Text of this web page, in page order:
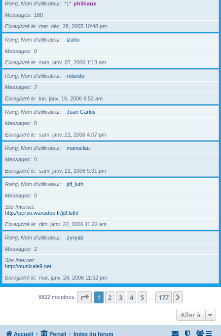
Rang, Nom d’utilisateur *1* philbaux
Messages
160
Enregistré le
mer. déc. 28, 2005 10:48 pm
Rang, Nom d’utilisateur
izaho
Messages
0
Enregistré le
sam. janv. 07, 2006 1:13 am
Rang, Nom d’utilisateur
rolando
Messages
2
Enregistré le
lun. janv. 16, 2006 9:52 am
Rang, Nom d’utilisateur
Juan Carlos
Messages
0
Enregistré le
sam. janv. 21, 2006 4:07 pm
Rang, Nom d’utilisateur
manoclau
Messages
0
Enregistré le
sam. janv. 21, 2006 9:31 pm
Rang, Nom d’utilisateur
jdf_luth
Messages
0
Site Internet
http://perso.wanadoo.fr/jdf.luth/
Enregistré le
dim. janv. 22, 2006 11:22 am
Rang, Nom d’utilisateur
zyryab
Messages
2
Site Internet
http://musicale9.net
Enregistré le
mar. janv. 24, 2006 11:52 pm
8822 membres Page 1sur177
1 2 3 4 5 177
Aller à
Accueil Portail Index du forum